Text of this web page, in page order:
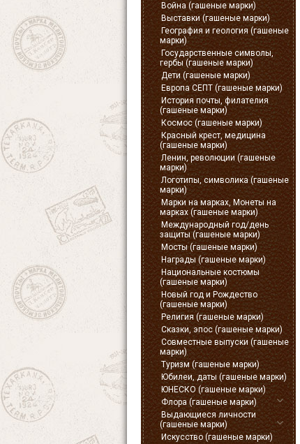
Война (гашеные марки)
Выставки (гашеные марки)
География и геология (гашеные
марки)
Государственные символы,
гербы (гашеные марки)
Дети (гашеные марки)
Европа СЕПТ (гашеные марки)
История почты, филателия
(гашеные марки)
Космос (гашеные марки)
Красный крест, медицина
(гашеные марки)
Ленин, революции (гашеные
марки)
Логотипы, символика (гашеные
марки)
Марки на марках, Монеты на
марках (гашеные марки)
Международный год/день
защиты (гашеные марки)
Мосты (гашеные марки)
Награды (гашеные марки)
Национальные костюмы
(гашеные марки)
Новый год и Рождество
(гашеные марки)
Религия (гашеные марки)
Сказки, эпос (гашеные марки)
Совместные выпуски (гашеные
марки)
Туризм (гашеные марки)
Юбилеи, даты (гашеные марки)
ЮНЕСКО (гашеные марки)
Флора (гашеные марки)
Выдающиеся личности
(гашеные марки)
Искусство (гашеные марки)